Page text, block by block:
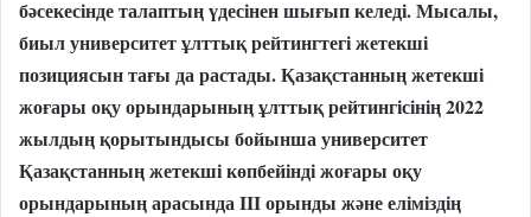
бәсекесінде талаптың үдесінен шығып келеді. Мысалы,
биыл университет ұлттық рейтингтегі жетекші
позициясын тағы да растады. Қазақстанның жетекші
жоғары оқу орындарының ұлттық рейтингісінің 2022
жылдың қорытындысы бойынша университет
Қазақстанның жетекші көпбейінді жоғары оқу
орындарының арасында III орынды және еліміздің